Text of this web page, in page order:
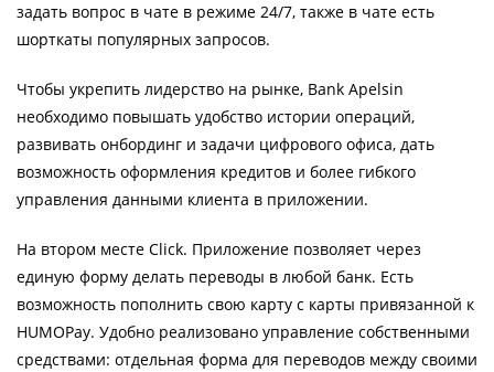
задать вопрос в чате в режиме 24/7, также в чате есть
шорткаты популярных запросов.
Чтобы укрепить лидерство на рынке, Bank Apelsin
необходимо повышать удобство истории операций,
развивать онбординг и задачи цифрового офиса, дать
возможность оформления кредитов и более гибкого
управления данными клиента в приложении.
На втором месте Click. Приложение позволяет через
единую форму делать переводы в любой банк. Есть
возможность пополнить свою карту с карты привязанной к
HUMOPay. Удобно реализовано управление собственными
средствами: отдельная форма для переводов между своими